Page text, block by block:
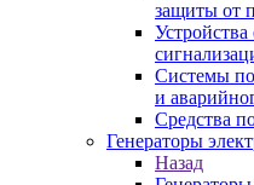
защиты от
Системы
и
Средства
Генераторы
Назад